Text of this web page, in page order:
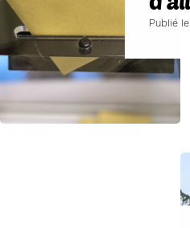
Publié